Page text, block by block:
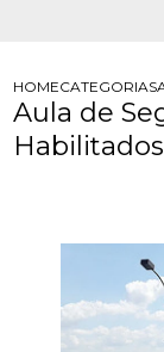
HOMECATEGORIAS
Aula de